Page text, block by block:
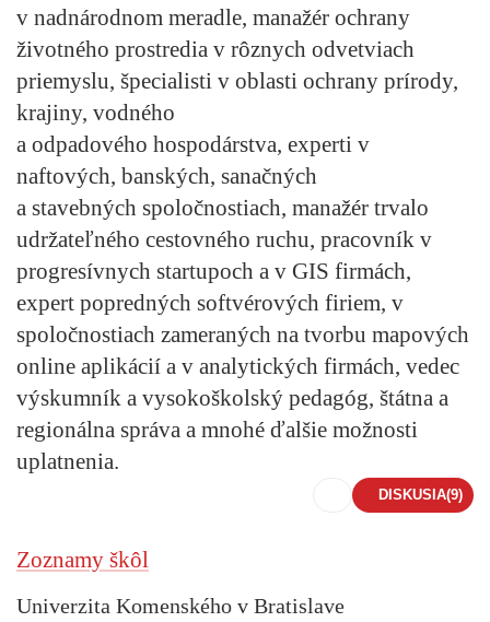
v nadnárodnom meradle, manažér ochrany
životného prostredia v rôznych odvetviach
priemyslu, špecialisti v oblasti ochrany prírody,
krajiny, vodného
a odpadového hospodárstva, experti v
naftových, banských, sanačných
a stavebných spoločnostiach, manažér trvalo
udržateľného cestovného ruchu, pracovník v
progresívnych startupoch a v GIS firmách,
expert popredných softvérových firiem, v
spoločnostiach zameraných na tvorbu mapových
online aplikácií a v analytických firmách, vedec
výskumník a vysokoškolský pedagóg, štátna a
regionálna správa a mnohé ďalšie možnosti
uplatnenia.
DISKUSIA(9)
Zoznamy škôl
Univerzita Komenského v Bratislave